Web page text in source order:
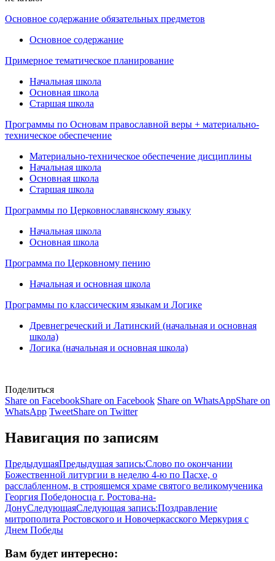
Основное содержание обязательных предметов
Основное содержание
Примерное тематическое планирование
Начальная школа
Основная школа
Старшая школа
Программы по Основам православной веры + материально-
техническое обеспечение
Материально-техническое обеспечение дисциплины
Начальная школа
Основная школа
Старшая школа
Программы по Церковнославянскому языку
Начальная школа
Основная школа
Программа по Церковному пению
Начальная и основная школа
Программы по классическим языкам и Логике
Древнегреческий и Латинский (начальная и основная
школа)
Логика (начальная и основная школа)
Поделиться
Share on FacebookShare on Facebook Share on WhatsAppShare on
WhatsApp TweetShare on Twitter
Навигация по записям
ПредыдущаяПредыдущая запись:Слово по окончании
Божественной литургии в неделю 4-ю по Пасхе, о
расслабленном, в строящемся храме святого великомученика
Георгия Победоносца г. Ростова-на-
ДонуСледующаяСледующая запись:Поздравление
митрополита Ростовского и Новочеркасского Меркурия с
Днем Победы
Вам будет интересно: